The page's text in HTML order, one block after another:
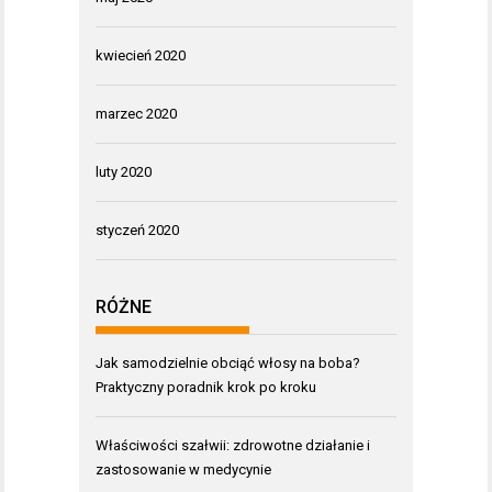
kwiecień 2020
marzec 2020
luty 2020
styczeń 2020
RÓŻNE
Jak samodzielnie obciąć włosy na boba?
Praktyczny poradnik krok po kroku
Właściwości szałwii: zdrowotne działanie i
zastosowanie w medycynie